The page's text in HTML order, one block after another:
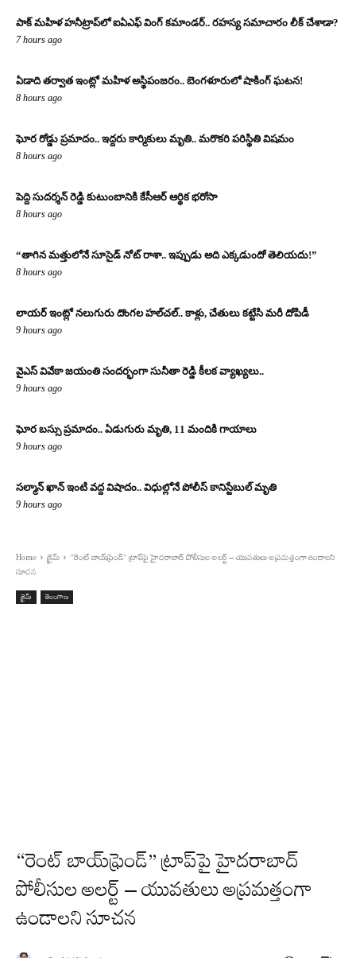
పాక్ మహిళ హనీట్రాప్‌లో ఐఏఎఫ్ వింగ్ కమాండర్.. రహస్య సమాచారం లీక్ చేశాడా?
7 hours ago
ఏడాది తర్వాత ఇంట్లో మహిళ అస్థిపంజరం.. బెంగళూరులో షాకింగ్ ఘటన!
8 hours ago
ఘోర రోడ్డు ప్రమాదం.. ఇద్దరు కార్మికులు మృతి.. మరొకరి పరిస్థితి విషమం
8 hours ago
పెద్ది సుదర్శన్ రెడ్డి కుటుంబానికి కేసీఆర్ ఆర్థిక భరోసా
8 hours ago
“తాగిన మత్తులోనే సూసైడ్ నోట్ రాశా.. ఇప్పుడు అది ఎక్కడుందో తెలియదు!”
8 hours ago
లాయర్ ఇంట్లో నలుగురు దొంగల హల్‌చల్.. కాళ్లు, చేతులు కట్టేసి మరీ దోపిడీ
9 hours ago
వైఎస్ వివేకా జయంతి సందర్భంగా సునీతా రెడ్డి కీలక వ్యాఖ్యలు..
9 hours ago
ఘోర బస్సు ప్రమాదం.. ఏడుగురు మృతి, 11 మందికి గాయాలు
9 hours ago
సల్మాన్ ఖాన్ ఇంటి వద్ద విషాదం.. విధుల్లోనే పోలీస్ కానిస్టేబుల్ మృతి
9 hours ago